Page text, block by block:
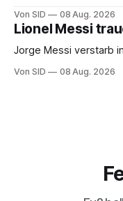
Von SID 08 Aug. 2026
Lionel Messi
Jorge Messi verstarb
Von SID 08 Aug. 2026